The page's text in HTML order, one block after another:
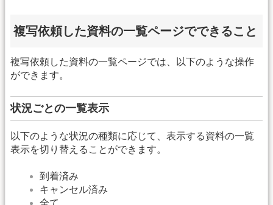
複写依頼した資料の一覧ページでできること
複写依頼した資料の一覧ページでは、以下のような操作
ができます。
状況ごとの一覧表示
以下のような状況の種類に応じて、表示する資料の一覧
表示を切り替えることができます。
到着済み
キャンセル済み